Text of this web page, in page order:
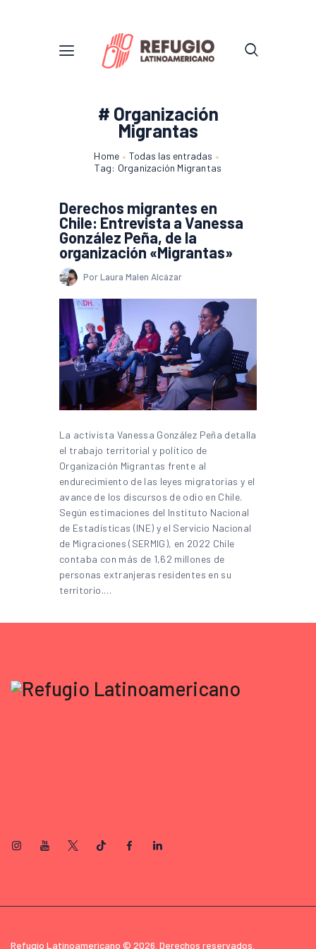
# Organización
Migrantas
Home
Todas las entradas
Tag: Organización Migrantas
Derechos migrantes en
Chile: Entrevista a Vanessa
González Peña, de la
organización «Migrantas»
Por Laura Malen Alcázar
La activista Vanessa González Peña detalla
el trabajo territorial y político de
Organización Migrantas frente al
endurecimiento de las leyes migratorias y el
avance de los discursos de odio en Chile.
Según estimaciones del Instituto Nacional
de Estadísticas (INE) y el Servicio Nacional
de Migraciones (SERMIG), en 2022 Chile
contaba con más de 1,62 millones de
personas extranjeras residentes en su
territorio.…
Refugio Latinoamericano © 2026. Derechos reservados.